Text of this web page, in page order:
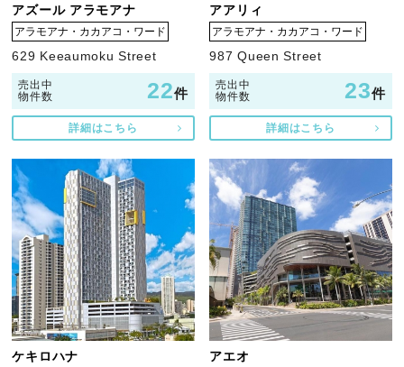
アズール アラモアナ
アラモアナ・カカアコ・ワード
629 Keeaumoku Street
売出中
物件数
22件
詳細はこちら
アアリィ
アラモアナ・カカアコ・ワード
987 Queen Street
売出中
物件数
23件
詳細はこちら
ケキロハナ アエオ